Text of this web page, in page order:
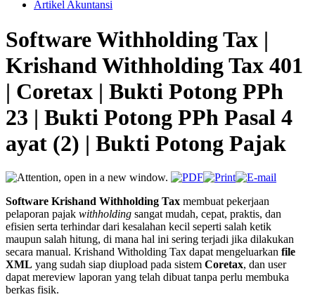
Artikel Akuntansi
Software Withholding Tax |
Krishand Withholding Tax 401
| Coretax | Bukti Potong PPh
23 | Bukti Potong PPh Pasal 4
ayat (2) | Bukti Potong Pajak
Software Krishand Withholding Tax membuat pekerjaan
pelaporan pajak withholding sangat mudah, cepat, praktis, dan
efisien serta terhindar dari kesalahan kecil seperti salah ketik
maupun salah hitung, di mana hal ini sering terjadi jika dilakukan
secara manual. Krishand Witholding Tax dapat mengeluarkan file
XML yang sudah siap diupload pada sistem Coretax, dan user
dapat mereview laporan yang telah dibuat tanpa perlu membuka
berkas fisik.